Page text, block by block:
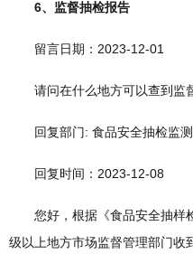
6、监督抽检报告
留言日期：2023-12-01
请问在什么地方可以查到监
回复部门: 食品安全抽检监测
回复时间：2023-12-08
您好，根据《食品安全抽样
级以上地方市场监督管理部门收